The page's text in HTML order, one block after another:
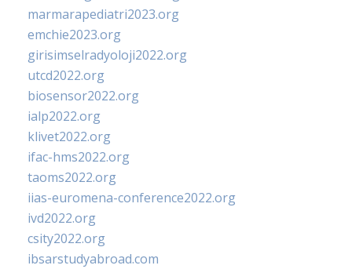
marmarapediatri2023.org
emchie2023.org
girisimselradyoloji2022.org
utcd2022.org
biosensor2022.org
ialp2022.org
klivet2022.org
ifac-hms2022.org
taoms2022.org
iias-euromena-conference2022.org
ivd2022.org
csity2022.org
ibsarstudyabroad.com